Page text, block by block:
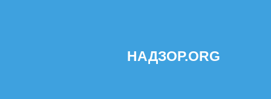
НАДЗОР.ORG